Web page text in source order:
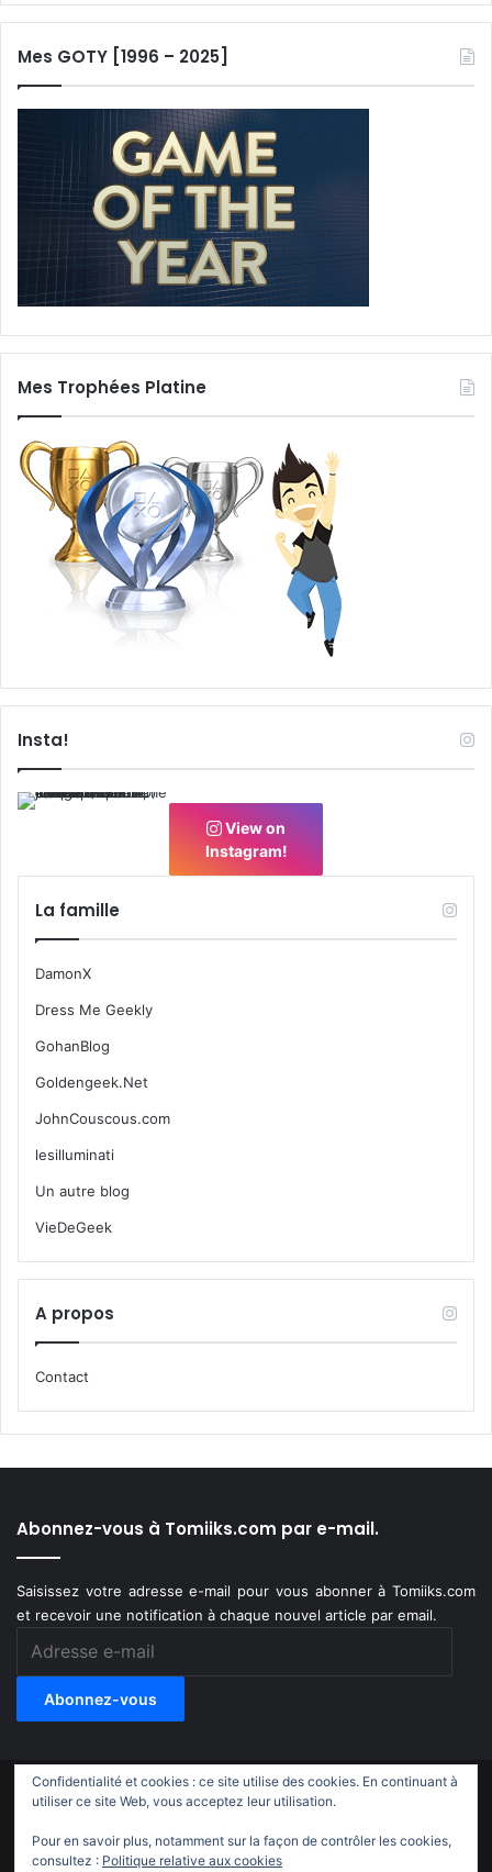
Mes GOTY [1996 – 2025]
Mes Trophées Platine
Insta!
View on
Instagram!
La famille
DamonX
Dress Me Geekly
GohanBlog
Goldengeek.Net
JohnCouscous.com
lesilluminati
Un autre blog
VieDeGeek
A propos
Contact
Abonnez-vous à Tomiiks.com par e-mail.
Saisissez votre adresse e-mail pour vous abonner à Tomiiks.com
et recevoir une notification à chaque nouvel article par email.
Abonnez-vous
© Copyright 2011-2018, All Rights Reserved |
X YouTubeInstagram
TwitchTikTok
Confidentialité et cookies : ce site utilise des cookies. En continuant à
utiliser ce site Web, vous acceptez leur utilisation.
Pour en savoir plus, notamment sur la façon de contrôler les cookies,
consultez : Politique relative aux cookies